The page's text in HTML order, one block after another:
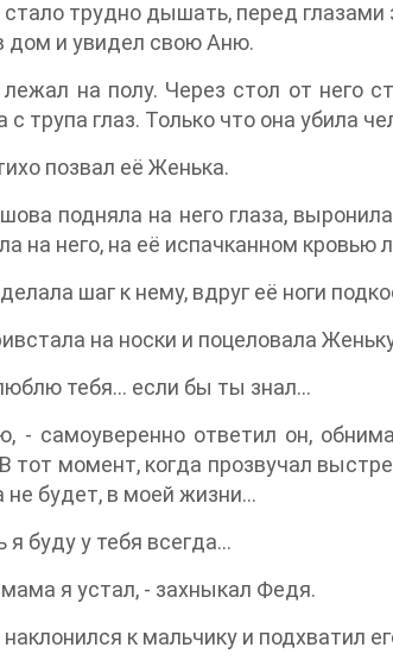
трудно дышать, перед
дом и увидел свою Аню.
лежал на полу. Через стол от него
с трупа глаз. Только что она убила
позвал её Женька.
подняла на него глаза,
на него, на её испачканном кровью
шаг к нему, вдруг её ноги
на носки и поцеловала
тебя… если бы ты знал…
- самоуверенно ответил он,
тот момент, когда прозвучал
не будет, в моей жизни…
я буду у тебя всегда…
я устал, - захныкал Федя.
к мальчику и подхватил